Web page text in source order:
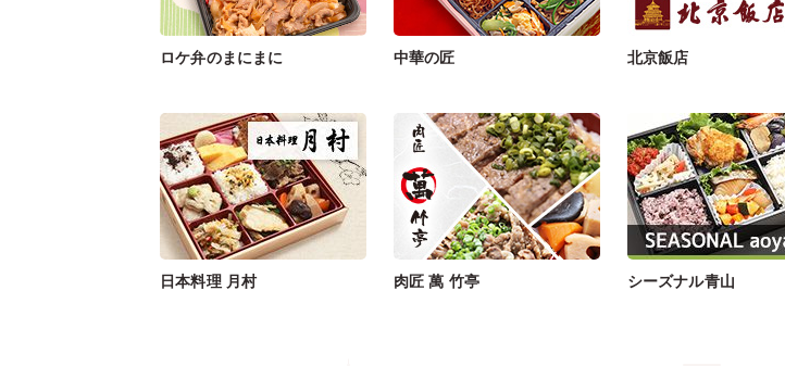
ロケ弁のまにまに 中華の匠 北京飯店
日本料理 月村 肉匠 萬 竹亭 シーズナル青山